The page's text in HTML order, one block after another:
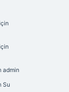
admin
Su